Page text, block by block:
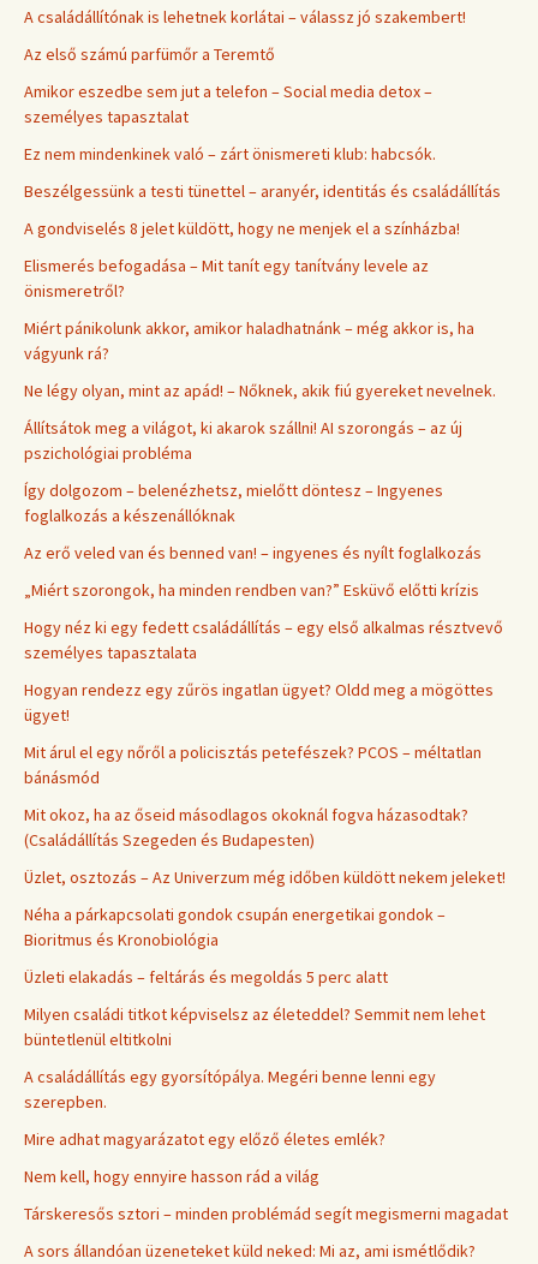
A családállítónak is lehetnek korlátai – válassz jó szakembert!
Az első számú parfümőr a Teremtő
Amikor eszedbe sem jut a telefon – Social media detox –
személyes tapasztalat
Ez nem mindenkinek való – zárt önismereti klub: habcsók.
Beszélgessünk a testi tünettel – aranyér, identitás és családállítás
A gondviselés 8 jelet küldött, hogy ne menjek el a színházba!
Elismerés befogadása – Mit tanít egy tanítvány levele az
önismeretről?
Miért pánikolunk akkor, amikor haladhatnánk – még akkor is, ha
vágyunk rá?
Ne légy olyan, mint az apád! – Nőknek, akik fiú gyereket nevelnek.
Állítsátok meg a világot, ki akarok szállni! AI szorongás – az új
pszichológiai probléma
Így dolgozom – belenézhetsz, mielőtt döntesz – Ingyenes
foglalkozás a készenállóknak
Az erő veled van és benned van! – ingyenes és nyílt foglalkozás
„Miért szorongok, ha minden rendben van?” Esküvő előtti krízis
Hogy néz ki egy fedett családállítás – egy első alkalmas résztvevő
személyes tapasztalata
Hogyan rendezz egy zűrös ingatlan ügyet? Oldd meg a mögöttes
ügyet!
Mit árul el egy nőről a policisztás petefészek? PCOS – méltatlan
bánásmód
Mit okoz, ha az őseid másodlagos okoknál fogva házasodtak?
(Családállítás Szegeden és Budapesten)
Üzlet, osztozás – Az Univerzum még időben küldött nekem jeleket!
Néha a párkapcsolati gondok csupán energetikai gondok –
Bioritmus és Kronobiológia
Üzleti elakadás – feltárás és megoldás 5 perc alatt
Milyen családi titkot képviselsz az életeddel? Semmit nem lehet
büntetlenül eltitkolni
A családállítás egy gyorsítópálya. Megéri benne lenni egy
szerepben.
Mire adhat magyarázatot egy előző életes emlék?
Nem kell, hogy ennyire hasson rád a világ
Társkeresős sztori – minden problémád segít megismerni magadat
A sors állandóan üzeneteket küld neked: Mi az, ami ismétlődik?